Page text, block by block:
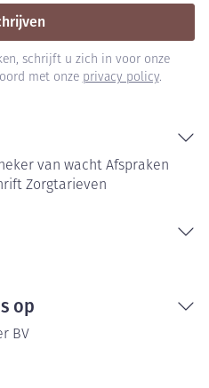
schrijft u zich in voor onze
met onze privacy policy.
van wacht Afspraken
Zorgtarieven
op
BV